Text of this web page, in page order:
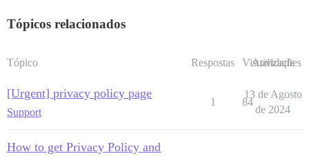
Tópicos relacionados
Tópico Respostas Visualizações
Atividade
[Urgent] privacy policy page
Support
1 84
13 de Agosto
de 2024
How to get Privacy Policy and